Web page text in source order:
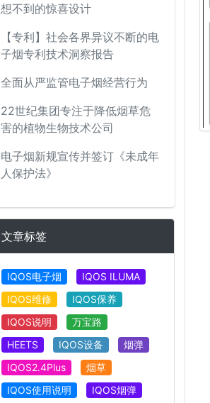
想不到的惊喜设计
【专利】社会各界异议不断的电
子烟专利技术洞察报告
全面从严监管电子烟经营行为
22世纪集团专注于降低烟草危
害的植物生物技术公司
电子烟新规宣传并签订《未成年
人保护法》
文章标签
IQOS电子烟
IQOS ILUMA
IQOS维修
IQOS保养
IQOS说明
万宝路
HEETS
IQOS设备
烟弹
IQOS2.4Plus
烟草
IQOS使用说明
IQOS烟弹